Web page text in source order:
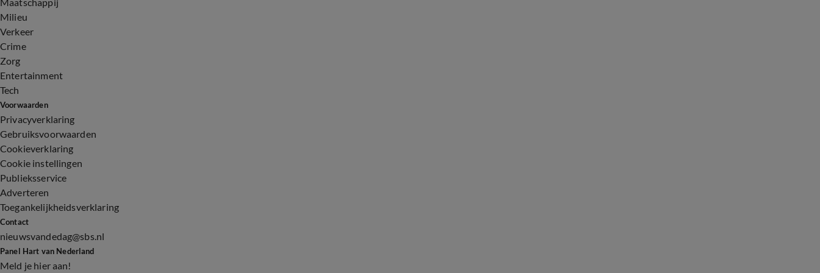
Milieu
Verkeer
Crime
Zorg
Entertainment
Tech
Voorwaarden
Privacyverklaring
Gebruiksvoorwaarden
Cookieverklaring
Cookie instellingen
Publieksservice
Adverteren
Toegankelijkheidsverklaring
Contact
nieuwsvandedag@sbs.nl
Panel Hart van Nederland
Meld je hier aan!